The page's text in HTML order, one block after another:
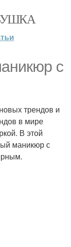
с
трендов и
в мире
В этой
маникюр с